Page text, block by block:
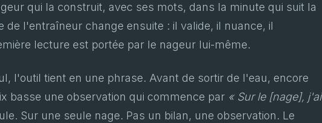
qui la construit, avec ses mots, dans la minute qui suit la
de l'entraîneur change ensuite : il valide, il nuance, il
lecture est portée par le nageur lui-même.
l'outil tient en une phrase. Avant de sortir de l'eau, encore
basse une observation qui commence par « Sur le [nage], j'ai
Sur une seule nage. Pas un bilan, une observation. Le